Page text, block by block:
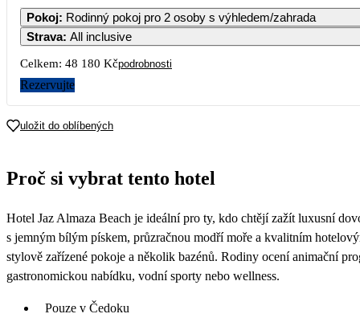
29 490
Pokoj: Rodinný pokoj pro 2 osoby s výhledem/zahrada
Strava: All inclusive
Celkem: 48 180 Kčpodrobnosti
Rezervujte
uložit do oblíbených
Proč si vybrat tento hotel
Hotel Jaz Almaza Beach je ideální pro ty, kdo chtějí zažít luxusní
s jemným bílým pískem, průzračnou modří moře a kvalitním
stylově zařízené pokoje a několik bazénů. Rodiny ocení animační
gastronomickou nabídku, vodní sporty nebo wellness.
Pouze v Čedoku